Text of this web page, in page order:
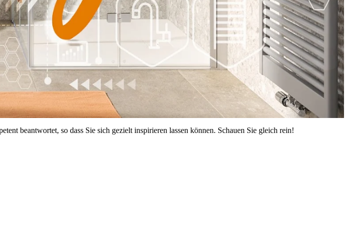
beantwortet, so dass Sie sich gezielt inspirieren lassen können. Schauen Sie gleich rein!